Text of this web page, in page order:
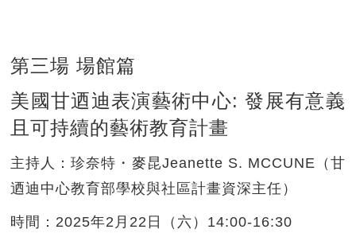
第三場 場館篇
美國甘迺迪表演藝術中心: 發展有意義
且可持續的藝術教育計畫
主持人：珍奈特・麥昆Jeanette S. MCCUNE（甘
迺迪中心教育部學校與社區計畫資深主任）
時間： 2025年2月22日（六）14:00-16:30